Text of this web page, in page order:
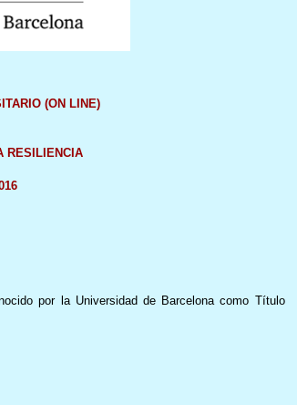
(ON LINE)
RESILIENCIA
por la Universidad de Barcelona como Título